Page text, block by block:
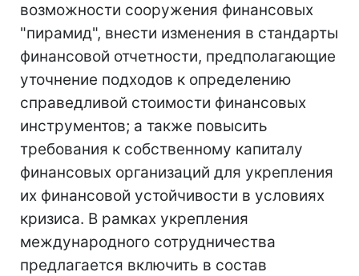
возможности сооружения финансовых
"пирамид", внести изменения в стандарты
финансовой отчетности, предполагающие
уточнение подходов к определению
справедливой стоимости финансовых
инструментов; а также повысить
требования к собственному капиталу
финансовых организаций для укрепления
их финансовой устойчивости в условиях
кризиса. В рамках укрепления
международного сотрудничества
предлагается включить в состав